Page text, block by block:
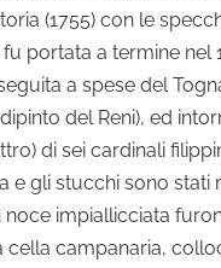
(1755) con le
portata a termine
a spese del
del Reni), ed
di sei cardinali
e gli stucchi sono
noce impiallicciata
cella campanaria,